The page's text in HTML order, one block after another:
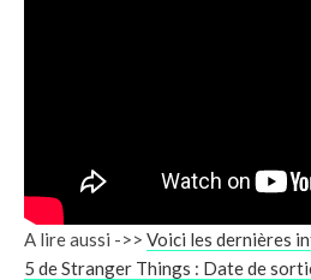
A lire aussi ->> Voici les dernières
5 de Stranger Things : Date de